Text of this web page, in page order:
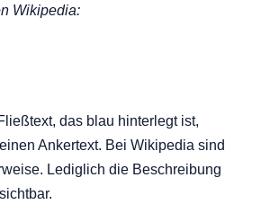
Wikipedia:
das blau hinterlegt ist,
Ankertext. Bei Wikipedia sind
Lediglich die Beschreibung